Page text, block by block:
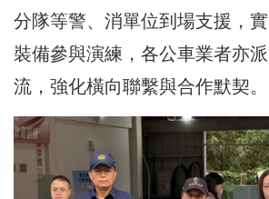
分隊等警、消單位到場支援，
裝備參與演練，各公車業者亦
流，強化橫向聯繫與合作默契。